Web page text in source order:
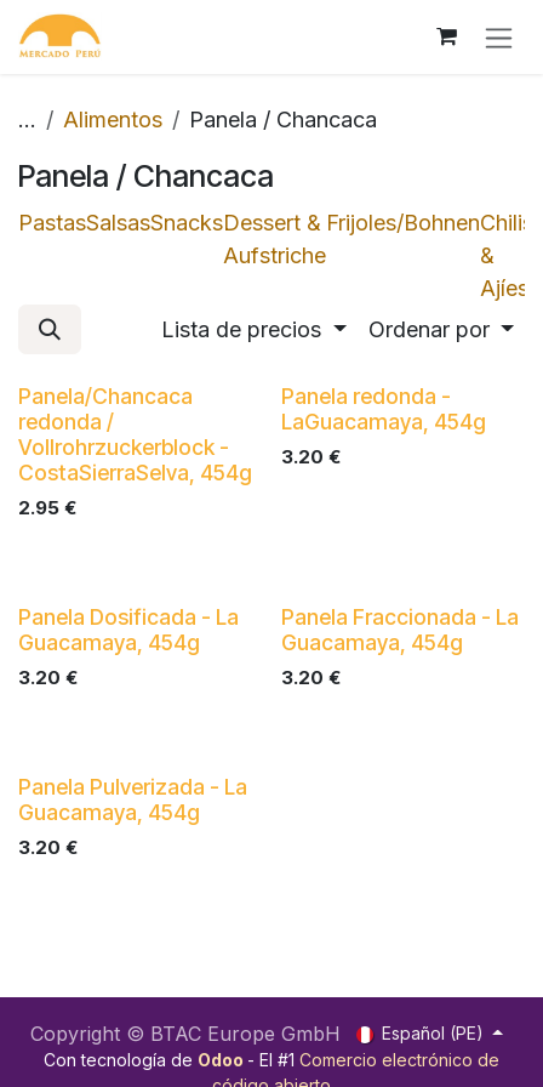
Ir al contenido
... Alimentos Panela / Chancaca
Panela / Chancaca
PastasSalsasSnacksDessert &
Aufstriche
Frijoles/BohnenChilis
&
Ajíes
Lista de precios
Ordenar por
Panela/Chancaca
redonda /
Vollrohrzuckerblock -
CostaSierraSelva, 454g
2.95 €
Panela redonda -
LaGuacamaya, 454g
3.20 €
Panela Dosificada - La
Guacamaya, 454g
3.20 €
Panela Fraccionada - La
Guacamaya, 454g
3.20 €
Panela Pulverizada - La
Guacamaya, 454g
3.20 €
Copyright © BTAC Europe GmbH
Español (PE)
Con tecnología de Odoo - El #1 Comercio electrónico de